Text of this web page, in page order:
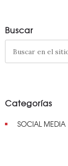
Buscar
Categorías
SOCIAL MEDIA